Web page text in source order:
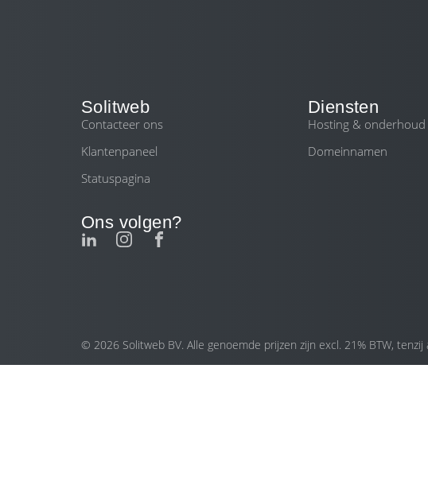
Solitweb
Contacteer ons
Klantenpaneel
Statuspagina
Ons volgen?
Diensten
Hosting & onderhoud
Domeinnamen
© 2026 Solitweb BV. Alle genoemde prijzen zijn excl. 21% BTW, tenzij